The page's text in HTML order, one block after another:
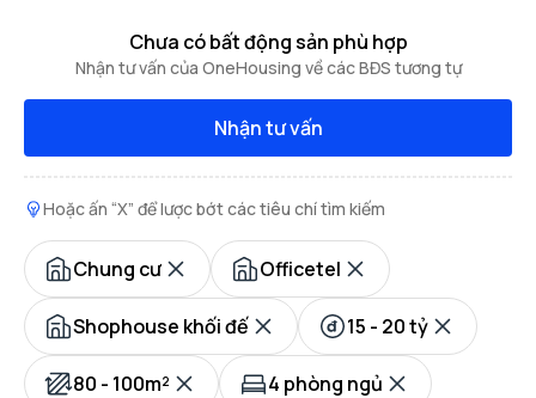
Chưa có bất động sản phù hợp
Nhận tư vấn của OneHousing về các BĐS tương tự
Nhận tư vấn
Hoặc ấn “X” để lược bớt các tiêu chí tìm kiếm
Chung cư Officetel
Shophouse khối đế 15 - 20 tỷ
80 - 100m² 4 phòng ngủ